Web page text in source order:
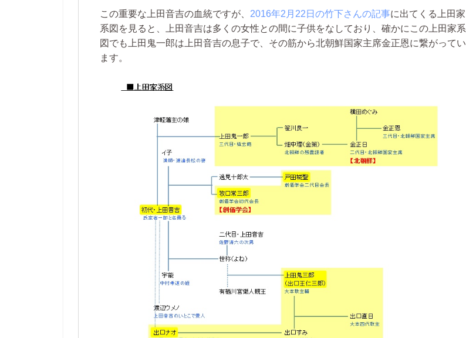
この重要な上田音吉の血統ですが、 2016年2月22日の竹下さんの記事に出てくる上田家
系図を見ると、上田音吉は多くの女性との間に子供をなしており、確かにこの上田家系
図でも上田鬼一郎は上田音吉の息子で、その筋から北朝鮮国家主席金正恩に繋がってい
ます。